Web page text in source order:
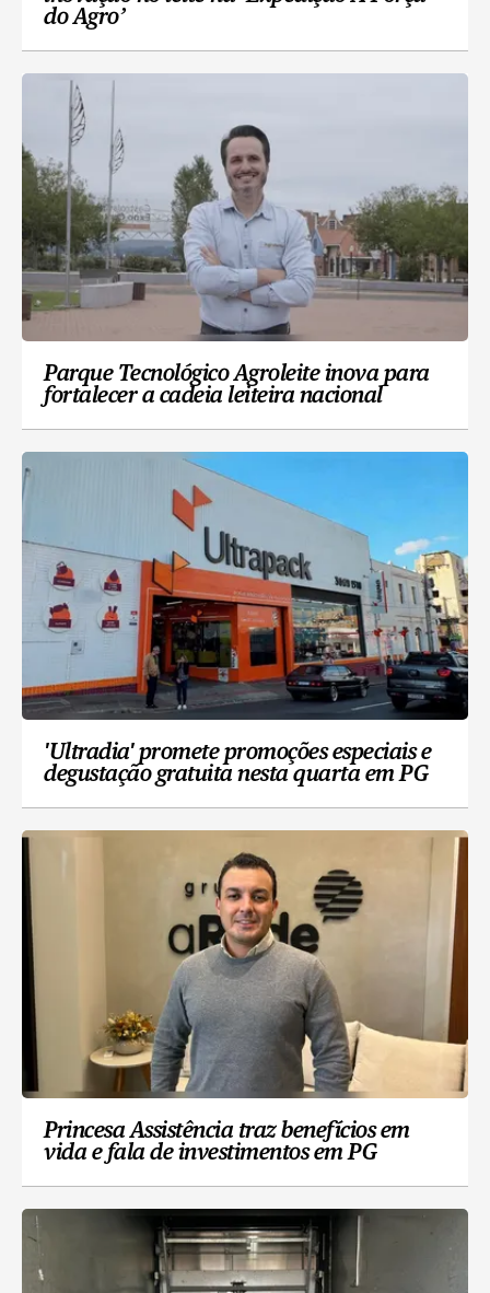
do Agro’
Parque Tecnológico Agroleite inova para
fortalecer a cadeia leiteira nacional
'Ultradia' promete promoções especiais e
degustação gratuita nesta quarta em PG
Princesa Assistência traz benefícios em
vida e fala de investimentos em PG